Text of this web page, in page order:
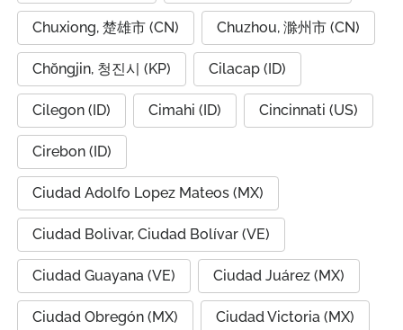
Chuxiong, 楚雄市 (CN) Chuzhou, 滁州市 (CN)
Chŏngjin, 청진시 (KP) Cilacap (ID)
Cilegon (ID) Cimahi (ID) Cincinnati (US)
Cirebon (ID)
Ciudad Adolfo Lopez Mateos (MX)
Ciudad Bolivar, Ciudad Bolívar (VE)
Ciudad Guayana (VE) Ciudad Juárez (MX)
Ciudad Obregón (MX) Ciudad Victoria (MX)